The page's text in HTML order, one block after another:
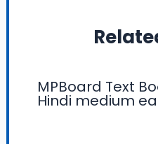
MPBoard Text
Hindi medium